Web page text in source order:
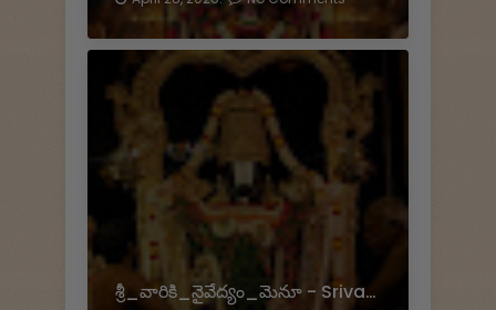
శ్రీ_వారికి_నైవేద్యం_మెనూ - Srivari Prasadam Menu